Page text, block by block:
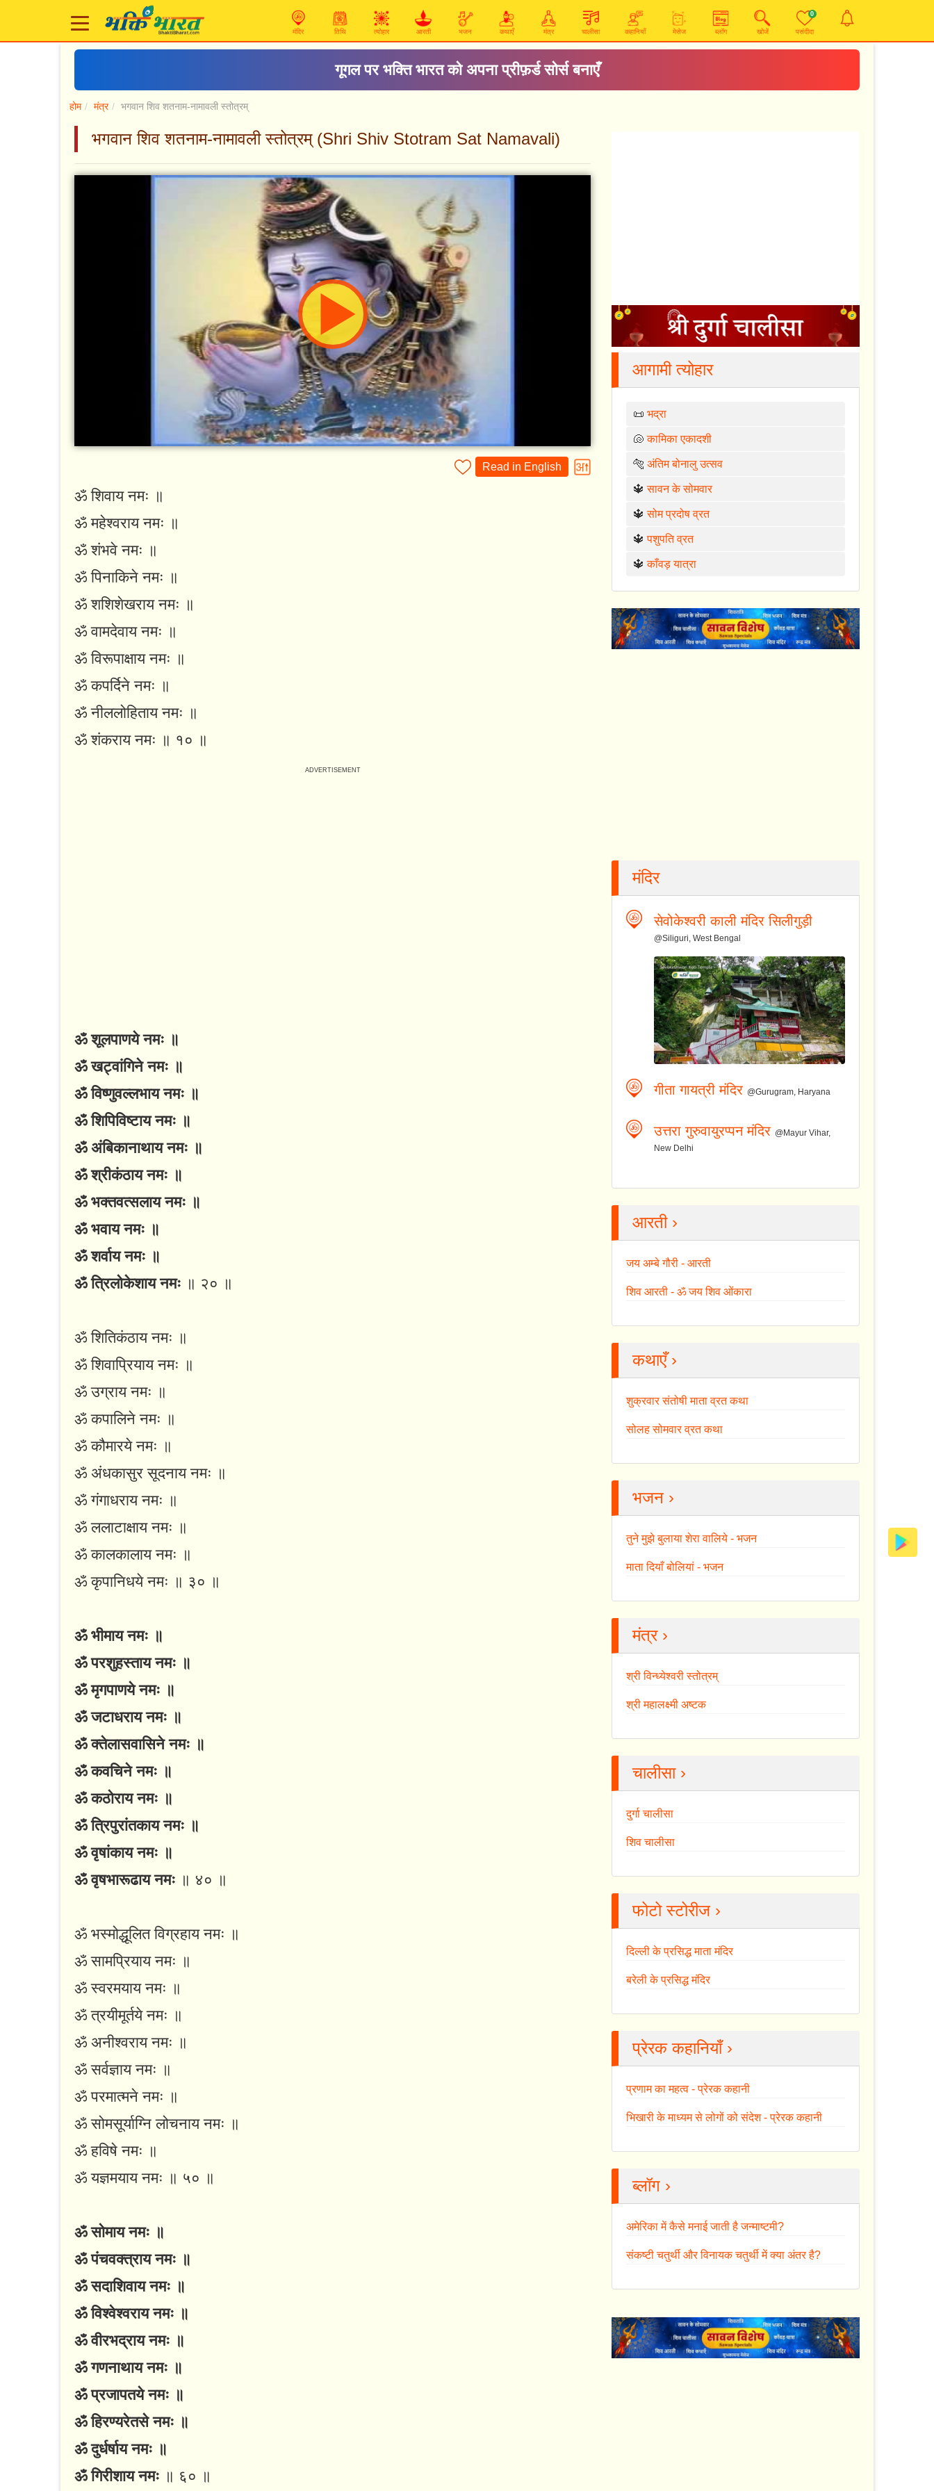
मंदिर तिथि त्योहार आरती भजन कथाएँ मंत्र चालीसा कहानियाँ मेसेज ब्लॉग खोजें
0
पसंदीदा
गूगल पर भक्ति भारत को अपना प्रीफ़र्ड सोर्स बनाएँ
होम मंत्र भगवान शिव शतनाम-नामावली स्तोत्रम्
भगवान शिव शतनाम-नामावली स्तोत्रम् (Shri Shiv Stotram Sat Namavali)
Read in English
ॐ शिवाय नमः ॥
ॐ महेश्वराय नमः ॥
ॐ शंभवे नमः ॥
ॐ पिनाकिने नमः ॥
ॐ शशिशेखराय नमः ॥
ॐ वामदेवाय नमः ॥
ॐ विरूपाक्षाय नमः ॥
ॐ कपर्दिने नमः ॥
ॐ नीललोहिताय नमः ॥
ॐ शंकराय नमः ॥ १० ॥
ॐ शूलपाणये नमः ॥
ॐ खट्वांगिने नमः ॥
ॐ विष्णुवल्लभाय नमः ॥
ॐ शिपिविष्टाय नमः ॥
ॐ अंबिकानाथाय नमः ॥
ॐ श्रीकंठाय नमः ॥
ॐ भक्तवत्सलाय नमः ॥
ॐ भवाय नमः ॥
ॐ शर्वाय नमः ॥
ॐ त्रिलोकेशाय नमः ॥ २० ॥
ॐ शितिकंठाय नमः ॥
ॐ शिवाप्रियाय नमः ॥
ॐ उग्राय नमः ॥
ॐ कपालिने नमः ॥
ॐ कौमारये नमः ॥
ॐ अंधकासुर सूदनाय नमः ॥
ॐ गंगाधराय नमः ॥
ॐ ललाटाक्षाय नमः ॥
ॐ कालकालाय नमः ॥
ॐ कृपानिधये नमः ॥ ३० ॥
ॐ भीमाय नमः ॥
ॐ परशुहस्ताय नमः ॥
ॐ मृगपाणये नमः ॥
ॐ जटाधराय नमः ॥
ॐ क्तेलासवासिने नमः ॥
ॐ कवचिने नमः ॥
ॐ कठोराय नमः ॥
ॐ त्रिपुरांतकाय नमः ॥
ॐ वृषांकाय नमः ॥
ॐ वृषभारूढाय नमः ॥ ४० ॥
ॐ भस्मोद्धूलित विग्रहाय नमः ॥
ॐ सामप्रियाय नमः ॥
ॐ स्वरमयाय नमः ॥
ॐ त्रयीमूर्तये नमः ॥
ॐ अनीश्वराय नमः ॥
ॐ सर्वज्ञाय नमः ॥
ॐ परमात्मने नमः ॥
ॐ सोमसूर्याग्नि लोचनाय नमः ॥
ॐ हविषे नमः ॥
ॐ यज्ञमयाय नमः ॥ ५० ॥
ॐ सोमाय नमः ॥
ॐ पंचवक्त्राय नमः ॥
ॐ सदाशिवाय नमः ॥
ॐ विश्वेश्वराय नमः ॥
ॐ वीरभद्राय नमः ॥
ॐ गणनाथाय नमः ॥
ॐ प्रजापतये नमः ॥
ॐ हिरण्यरेतसे नमः ॥
ॐ दुर्धर्षाय नमः ॥
ॐ गिरीशाय नमः ॥ ६० ॥
आगामी त्योहार
📜भद्रा
🐚कामिका एकादशी
🐅अंतिम बोनालु उत्सव
🔱सावन के सोमवार
🔱सोम प्रदोष व्रत
🔱पशुपति व्रत
🔱काँवड़ यात्रा
मंदिर
सेवोकेश्वरी काली मंदिर सिलीगुड़ी
@Siliguri, West Bengal
गीता गायत्री मंदिर @Gurugram, Haryana
उत्तरा गुरुवायुरप्पन मंदिर @Mayur Vihar,
New Delhi
आरती ›
जय अम्बे गौरी - आरती
शिव आरती - ॐ जय शिव ओंकारा
कथाएँ ›
शुक्रवार संतोषी माता व्रत कथा
सोलह सोमवार व्रत कथा
भजन ›
तुने मुझे बुलाया शेरा वालिये - भजन
माता दियाँ बोलियां - भजन
मंत्र ›
श्री विन्ध्येश्वरी स्तोत्रम्
श्री महालक्ष्मी अष्टक
चालीसा ›
दुर्गा चालीसा
शिव चालीसा
फोटो स्टोरीज ›
दिल्ली के प्रसिद्ध माता मंदिर
बरेली के प्रसिद्ध मंदिर
प्रेरक कहानियाँ ›
प्रणाम का महत्व - प्रेरक कहानी
भिखारी के माध्यम से लोगों को संदेश - प्रेरक कहानी
ब्लॉग ›
अमेरिका में कैसे मनाई जाती है जन्माष्टमी?
संकष्टी चतुर्थी और विनायक चतुर्थी में क्या अंतर है?